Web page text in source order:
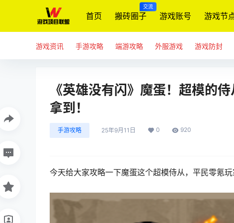
首页 搬砖圈子
交流
游戏账号 游戏节
游戏资讯 手游攻略 端游攻略 外服游戏 游戏防封
《英雄没有闪》魔蛋！超模的
拿到！
手游攻略 25年9月11日 0 920
今天给大家攻略一下魔蛋这个超模侍从，平民零氪玩